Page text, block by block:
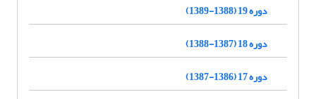
دوره 19 (1388-1389)
دوره 18 (1387-1388)
دوره 17 (1386-1387)